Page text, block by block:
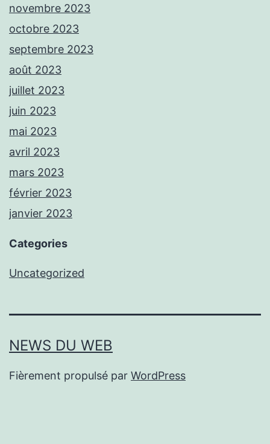
novembre 2023
octobre 2023
septembre 2023
août 2023
juillet 2023
juin 2023
mai 2023
avril 2023
mars 2023
février 2023
janvier 2023
Categories
Uncategorized
NEWS DU WEB
Fièrement propulsé par WordPress